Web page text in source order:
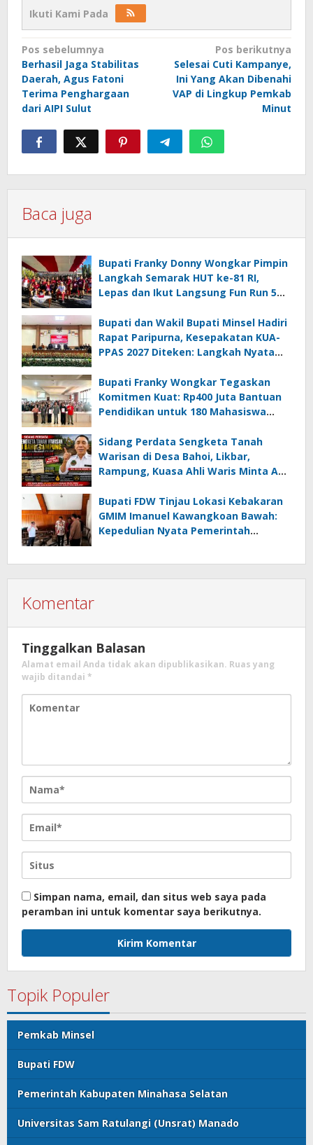
Ikuti Kami Pada
Navigasi
pos
Pos sebelumnya
Berhasil Jaga Stabilitas
Daerah, Agus Fatoni
Terima Penghargaan
dari AIPI Sulut
Pos berikutnya
Selesai Cuti Kampanye,
Ini Yang Akan Dibenahi
VAP di Lingkup Pemkab
Minut
Baca juga
Bupati Franky Donny Wongkar Pimpin
Langkah Semarak HUT ke-81 RI,
Lepas dan Ikut Langsung Fun Run 5
Bupati dan Wakil Bupati Minsel Hadiri
Rapat Paripurna, Kesepakatan KUA-
PPAS 2027 Diteken: Langkah Nyata
Bupati Franky Wongkar Tegaskan
Komitmen Kuat: Rp400 Juta Bantuan
Pendidikan untuk 180 Mahasiswa
Sidang Perdata Sengketa Tanah
Warisan di Desa Bahoi, Likbar,
Rampung, Kuasa Ahli Waris Minta APH
Korupsi Dandes
Bupati FDW Tinjau Lokasi Kebakaran
GMIM Imanuel Kawangkoan Bawah:
Kepedulian Nyata Pemerintah
Komentar
Tinggalkan Balasan
Alamat email Anda tidak akan dipublikasikan. Ruas yang
wajib ditandai *
Simpan nama, email, dan situs web saya pada
peramban ini untuk komentar saya berikutnya.
Topik Populer
Pemkab Minsel
Bupati FDW
Pemerintah Kabupaten Minahasa Selatan
Universitas Sam Ratulangi (Unsrat) Manado